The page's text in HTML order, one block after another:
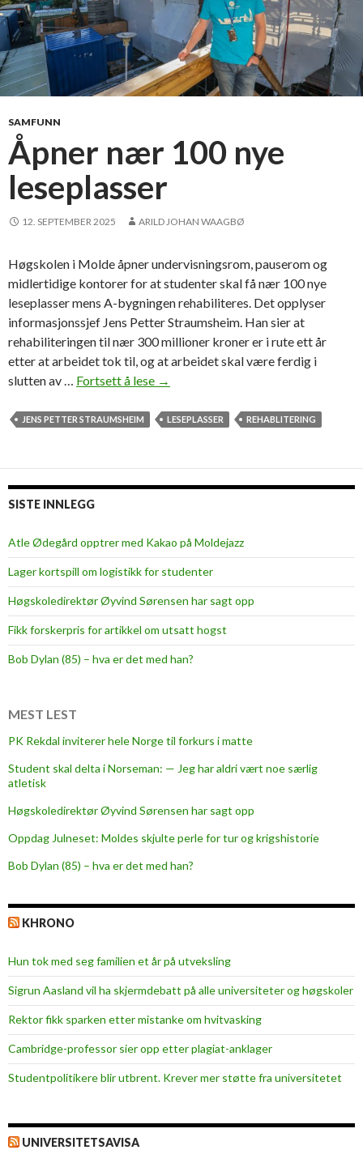
SAMFUNN
Åpner nær 100 nye
leseplasser
12. SEPTEMBER 2025 ARILD JOHAN WAAGBØ
Høgskolen i Molde åpner undervisningsrom, pauserom og
midlertidige kontorer for at studenter skal få nær 100 nye
leseplasser mens A-bygningen rehabiliteres. Det opplyser
informasjonssjef Jens Petter Straumsheim. Han sier at
rehabiliteringen til nær 300 millioner kroner er i rute ett år
etter at arbeidet tok til, og at arbeidet skal være ferdig i
slutten av … Fortsett å lese Å
n
1
0
0
y
e
l
a
s
r
→
JENS PETTER STRAUMSHEIM LESEPLASSER REHABLITERING
SISTE INNLEGG
Atle Ødegård opptrer med Kakao på Moldejazz
Lager kortspill om logistikk for studenter
Høgskoledirektør Øyvind Sørensen har sagt opp
Fikk forskerpris for artikkel om utsatt hogst
Bob Dylan (85) – hva er det med han?
MEST LEST
PK Rekdal inviterer hele Norge til forkurs i matte
Student skal delta i Norseman: — Jeg har aldri vært noe særlig
atletisk
Høgskoledirektør Øyvind Sørensen har sagt opp
Oppdag Julneset: Moldes skjulte perle for tur og krigshistorie
Bob Dylan (85) – hva er det med han?
KHRONO
Hun tok med seg familien et år på utveksling
Sigrun Aasland vil ha skjerm­debatt på alle universiteter og høgskoler
Rektor fikk sparken etter mistanke om hvitvasking
Cambridge-professor sier opp etter plagiat-anklager
Studentpolitikere blir utbrent. Krever mer støtte fra universitetet
UNIVERSITETSAVISA